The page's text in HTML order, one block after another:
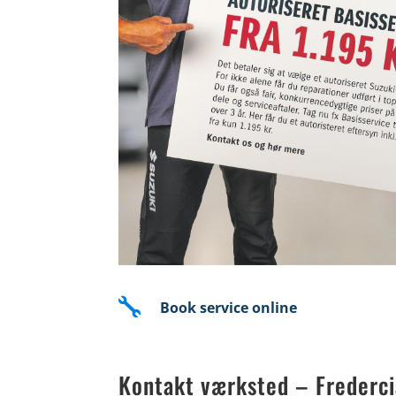
 Book service online
Kontakt værksted –